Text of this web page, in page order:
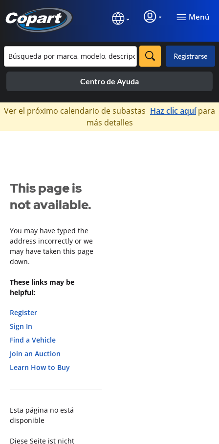
Menú
Registrarse
Centro de Ayuda
×
Ver el próximo calendario de subastas Haz clic aquípara
más detalles
This page is
not available.
You may have typed the
address incorrectly or we
may have taken this page
down.
These links may be
helpful:
Register
Sign In
Find a Vehicle
Join an Auction
Learn How to Buy
Esta página no está
disponible
Diese Seite ist nicht